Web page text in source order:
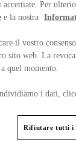
accettiate. Per
e la nostra
il vostro
sito web. La
quel momento.
i dati,
Rifiutare tutti i